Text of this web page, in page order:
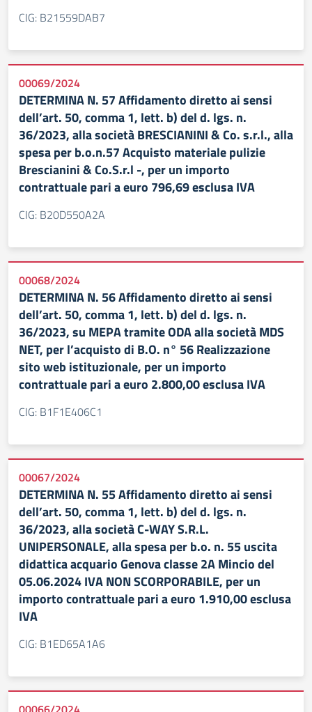
CIG: B21559DAB7
00069/2024
DETERMINA N. 57 Affidamento diretto ai sensi
dell’art. 50, comma 1, lett. b) del d. lgs. n.
36/2023, alla società BRESCIANINI & Co. s.r.l., alla
spesa per b.o.n.57 Acquisto materiale pulizie
Brescianini & Co.S.r.l -, per un importo
contrattuale pari a euro 796,69 esclusa IVA
CIG: B20D550A2A
00068/2024
DETERMINA N. 56 Affidamento diretto ai sensi
dell’art. 50, comma 1, lett. b) del d. lgs. n.
36/2023, su MEPA tramite ODA alla società MDS
NET, per l’acquisto di B.O. n° 56 Realizzazione
sito web istituzionale, per un importo
contrattuale pari a euro 2.800,00 esclusa IVA
CIG: B1F1E406C1
00067/2024
DETERMINA N. 55 Affidamento diretto ai sensi
dell’art. 50, comma 1, lett. b) del d. lgs. n.
36/2023, alla società C-WAY S.R.L.
UNIPERSONALE, alla spesa per b.o. n. 55 uscita
didattica acquario Genova classe 2A Mincio del
05.06.2024 IVA NON SCORPORABILE, per un
importo contrattuale pari a euro 1.910,00 esclusa
IVA
CIG: B1ED65A1A6